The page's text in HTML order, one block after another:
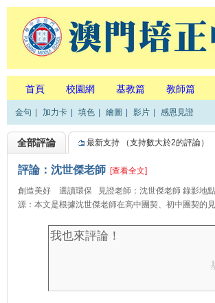
首頁 校園網 基教篇 教師篇
金句 加力卡 填色 繪圖 影片 感恩見證
全部評論 最新支持 （支持數大於2的評論）
評論：沈世傑老師 [查看全文]
創造美好 選讀環保 見證老師：沈世傑老師 錄影地
源：本文是根據沈世傑老師在高中團契、初中團契